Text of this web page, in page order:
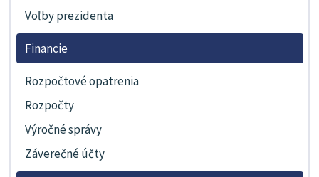
Voľby prezidenta
Financie
Rozpočtové opatrenia
Rozpočty
Výročné správy
Záverečné účty